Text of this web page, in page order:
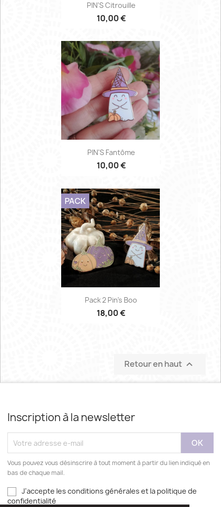
PIN'S Citrouille
10,00 €
PIN'S Fantôme
10,00 €
Pack 2 Pin's Boo
18,00 €
PACK
Retour en haut 
Inscription à la newsletter
Vous pouvez vous désinscrire à tout moment à partir du lien indiqué en
bas de chaque mail.
J'accepte les conditions générales et la politique de
confidentialité